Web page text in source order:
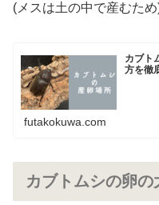
(メスは土の中で産むた
カブト
方を徹
futakokuwa.com
カブトムシの卵の